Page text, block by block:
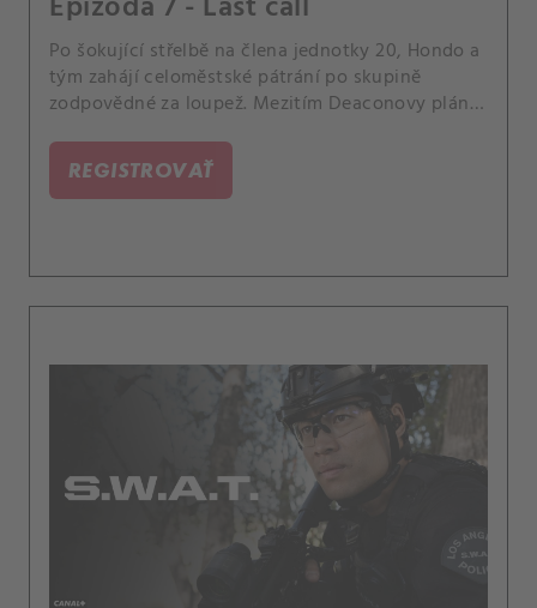
Po šokující střelbě na člena jednotky 20, Hondo a
tým zahájí celoměstské pátrání po skupině
zodpovědné za loupež. Mezitím Deaconovy plány
Powellová a Alfaro se střetnou kvůli ošemetnému
problému.
REGISTROVAŤ